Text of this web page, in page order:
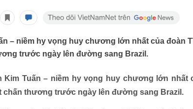
– niềm hy vọng huy chương lớn nhất của đoàn
trước ngày lên đường sang Brazil.
Kim Tuấn – niềm hy vọng huy chương lớn nhất
chấn thương trước ngày lên đường sang Brazil.